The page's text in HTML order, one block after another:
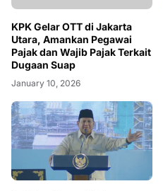
KPK Gelar OTT di Jakarta
Utara, Amankan Pegawai
Pajak dan Wajib Pajak Terkait
Dugaan Suap
January 10, 2026